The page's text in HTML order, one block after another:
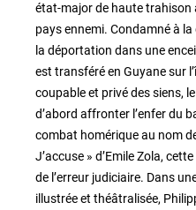
état-major de haute trahison
pays ennemi. Condamné à
la déportation dans une
est transféré en Guyane sur
coupable et privé des siens,
d’abord affronter l’enfer du
combat homérique au nom
J’accuse » d’Emile Zola,
de l’erreur judiciaire. Dans
illustrée et théâtralisée,